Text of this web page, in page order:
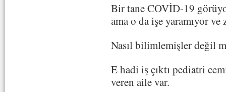
Bir tane COVİD-19
ama o da işe yaramıyor ve
Nasıl bilimlemişler değil
E hadi iş çıktı pediatri
veren aile var.